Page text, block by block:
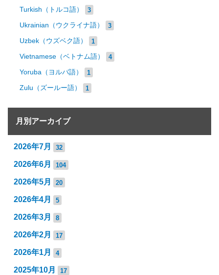
Turkish（トルコ語） 3
Ukrainian（ウクライナ語） 3
Uzbek（ウズベク語） 1
Vietnamese（ベトナム語） 4
Yoruba（ヨルバ語） 1
Zulu（ズールー語） 1
月別アーカイブ
2026年7月 32
2026年6月 104
2026年5月 20
2026年4月 5
2026年3月 8
2026年2月 17
2026年1月 4
2025年10月 17